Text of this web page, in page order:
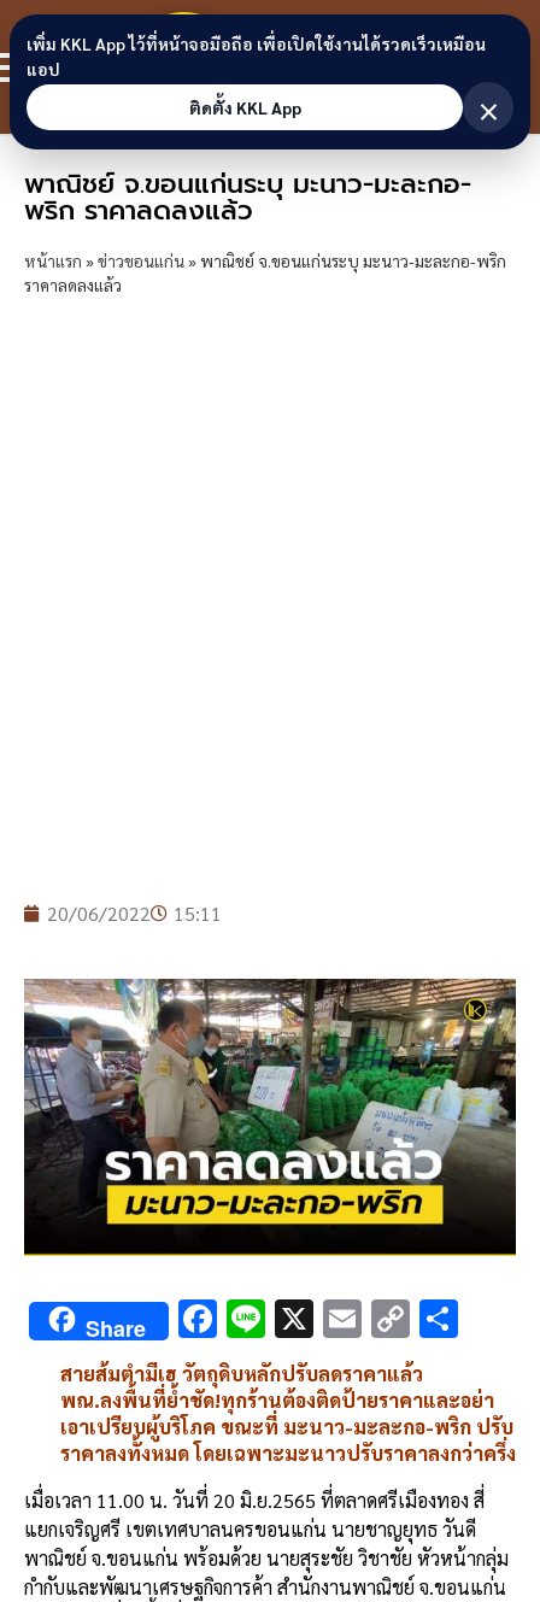
Skip to content
ขอนแก่น
ลิงก์
พาณิชย์ จ.ขอนแก่นระบุ มะนาว-มะละกอ-
พริก ราคาลดลงแล้ว
หน้าแรก »ข่าวขอนแก่น» พาณิชย์ จ.ขอนแก่นระบุ มะนาว-มะละกอ-พริก
ราคาลดลงแล้ว
20/06/2022 15:11
Share F
ac
e
b
o
o
k
Li
n
e
X E
m
ai
l
C
o
py
Li
n
k
ar
e
สายส้มตำมีเฮ วัตถุดิบหลักปรับลดราคาแล้ว
พณ.ลงพื้นที่ย้ำชัด!ทุกร้านต้องติดป้ายราคาและอย่า
เอาเปรียบผู้บริโภค ขณะที่ มะนาว-มะละกอ-พริก ปรับ
ราคาลงทั้งหมด โดยเฉพาะมะนาวปรับราคาลงกว่าครึ่ง
เมื่อเวลา 11.00 น. วันที่ 20 มิ.ย.2565 ที่ตลาดศรีเมืองทอง สี่
แยกเจริญศรี เขตเทศบาลนครขอนแก่น นายชาญยุทธ วันดี
พาณิชย์ จ.ขอนแก่น พร้อมด้วย นายสุระชัย วิชาชัย หัวหน้ากลุ่ม
กำกับและพัฒนาเศรษฐกิจการค้า สำนักงานพาณิชย์ จ.ขอนแก่น
เพิ่ม KKL App ไว้ที่หน้าจอมือถือ เพื่อเปิดใช้งานได้รวดเร็วเหมือน
แอป
ติดตั้ง KKL App
×